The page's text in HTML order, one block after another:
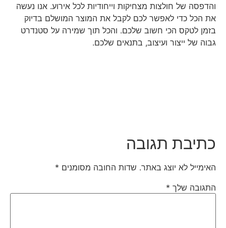
והדפסה של חולצות מצחיקות וייחודיות לכל אירוע. אנו נעשה
את הכל כדי לאפשר לכם לקבל את המוצר המושלם בדיוק
בזמן לטקס הכי חשוב שלכם. והכל תוך שמירה על סטנדרט
גבוה של ייצור ועיצוב, בתנאים שלכם.
כתיבת תגובה
האימייל לא יוצג באתר. שדות החובה מסומנים*
התגובה שלך*